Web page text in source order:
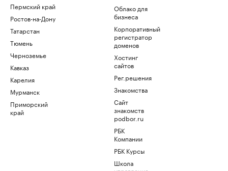
Пермский край
Ростов-на-Дону
Татарстан
Тюмень
Черноземье
Кавказ
Карелия
Мурманск
Приморский
край
Облако для
бизнеса
Корпоративный
регистратор
доменов
Хостинг
сайтов
Рег.решения
Знакомства
Сайт
знакомств
podbor.ru
РБК
Компании
РБК Курсы
Школа